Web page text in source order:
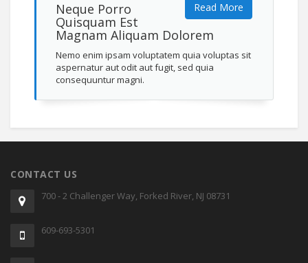
Read More
Neque Porro
Quisquam Est
Magnam Aliquam Dolorem
Nemo enim ipsam voluptatem quia voluptas sit
aspernatur aut odit aut fugit, sed quia
consequuntur magni.
CONTACT US
700 - 2 Challenger Way, Forked River, NJ 08731
609-693-5301